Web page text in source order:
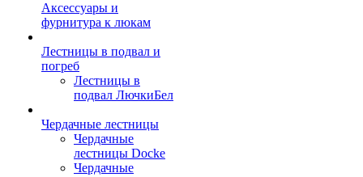
Аксессуары и
фурнитура к люкам
Лестницы в подвал и
погреб
Лестницы в
подвал ЛючкиБел
Чердачные лестницы
Чердачные
лестницы Docke
Чердачные